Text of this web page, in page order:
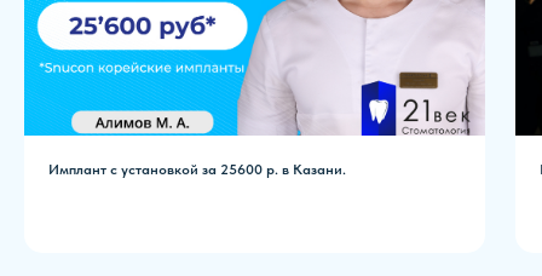
Имплант с установкой за 25600 р. в Казани.